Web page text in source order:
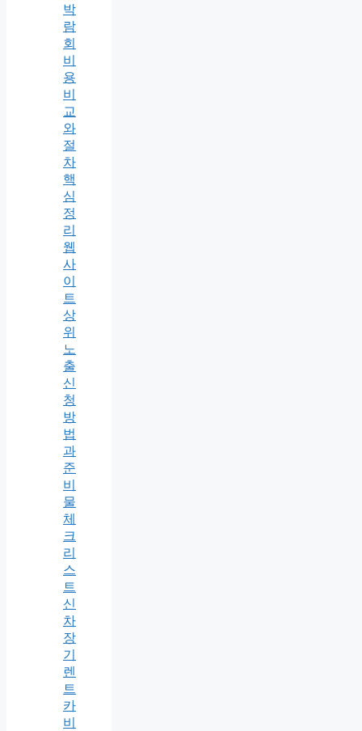
박
람
회
비
용
비
교
와
절
차
핵
심
정
리
웹
사
이
트
상
위
노
출
신
청
방
법
과
준
비
물
체
크
리
스
트
신
차
장
기
렌
트
카
비